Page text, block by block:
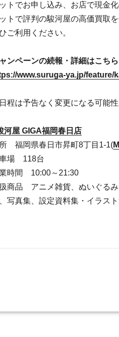
トでお申し込み、お店で現金
トで評判の駿河屋の高価買取を
ご利用ください。
ンペーンの続報・詳細はこちら
www.suruga-ya.jp/feature/
程は予告なく変更になる可能
河屋 GIGA福岡春日店
福岡県春日市昇町8丁目1-1(
場 118台
時間 10:00～21:30
商品 アニメ雑貨、ぬいぐるみ
、写真集、設定資料集・イラス